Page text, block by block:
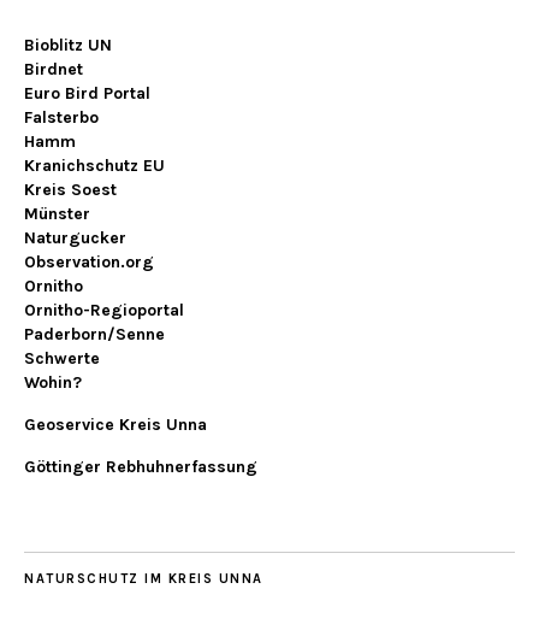
Bioblitz UN
Birdnet
Euro Bird Portal
Falsterbo
Hamm
Kranichschutz EU
Kreis Soest
Münster
Naturgucker
Observation.org
Ornitho
Ornitho-Regioportal
Paderborn/Senne
Schwerte
Wohin?
Geoservice Kreis Unna
Göttinger Rebhuhnerfassung
NATURSCHUTZ IM KREIS UNNA